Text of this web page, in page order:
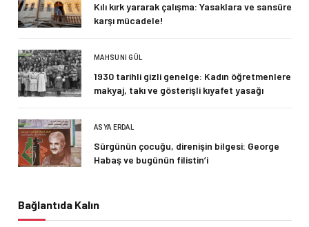
Kılı kırk yararak çalışma: Yasaklara ve sansüre
karşı mücadele!
MAHSUNI GÜL
1930 tarihli gizli genelge: Kadın öğretmenlere
makyaj, takı ve gösterişli kıyafet yasağı
ASYA ERDAL
Sürgünün çocuğu, direnişin bilgesi: George
Habaş ve bugünün filistin’i
Bağlantıda Kalın